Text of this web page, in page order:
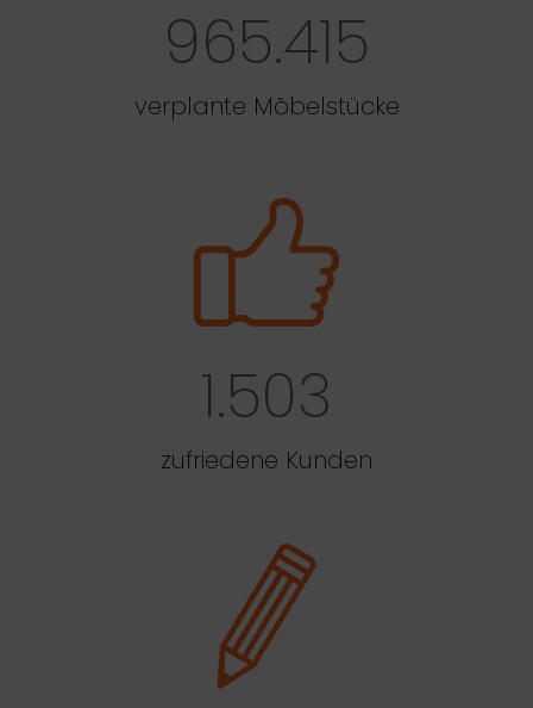
965.415
verplante Möbelstücke
1.503
zufriedene Kunden